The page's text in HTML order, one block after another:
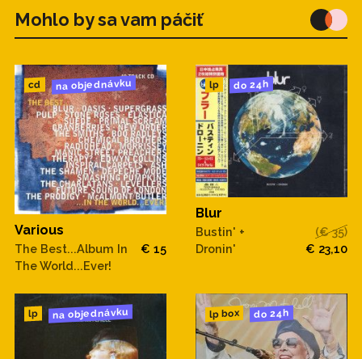
Mohlo by sa vam páčiť
cd na objednávku
Various
The Best...Album In
The World...Ever!
€ 15
lp do 24h
Blur
Bustin' +
Dronin'
(€ 35)
€ 23,10
lp na objednávku lp box do 24h